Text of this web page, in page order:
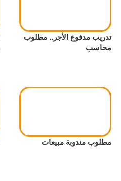
تدريب مدفوع الأجر.. مطلوب
محاسب
مطلوب مندوبة مبيعات